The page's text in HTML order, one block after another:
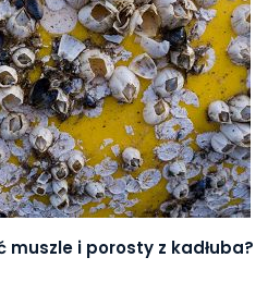
muszle i porosty z kadłuba?